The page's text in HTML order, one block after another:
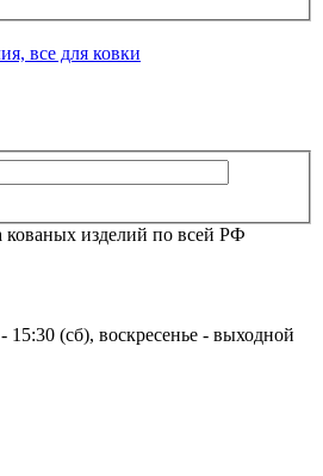
кованых изделий по всей РФ
15:30 (сб), воскресенье - выходной